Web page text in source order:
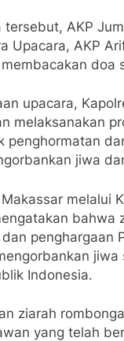
tersebut, AKP
Upacara, AKP
doa
upacara,
melaksanakan
penghormatan
jiwa
melalui
bahwa
penghargaan
Indonesia.
ziarah
yang telah